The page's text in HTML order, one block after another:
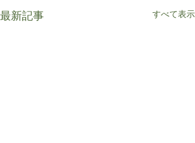
最新記事 すべて表示